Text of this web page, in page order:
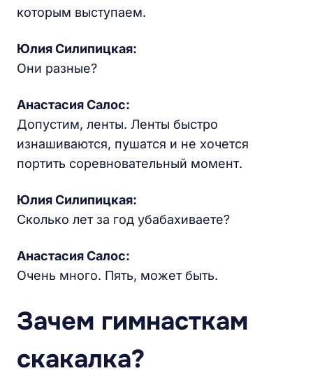
которым выступаем.
Юлия Силипицкая:
Они разные?
Анастасия Салос:
Допустим, ленты. Ленты быстро
изнашиваются, пушатся и не хочется
портить соревновательный момент.
Юлия Силипицкая:
Сколько лет за год убабахиваете?
Анастасия Салос:
Очень много. Пять, может быть.
Зачем гимнасткам
скакалка?